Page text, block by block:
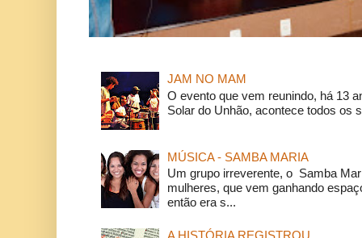
JAM NO MAM
O evento que vem reunindo, há 13
Solar do Unhão, acontece todos os
MÚSICA - SAMBA MARIA
Um grupo irreverente, o Samba
mulheres, que vem ganhando
então era s...
A HISTÓRIA REGISTROU